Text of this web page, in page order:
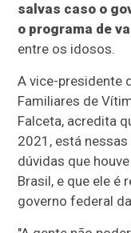
salvas caso o
o programa de
entre os idosos.
A vice-presidente
Familiares de
Falceta, acredita
2021, está
dúvidas que
Brasil, e que ele é
governo federal